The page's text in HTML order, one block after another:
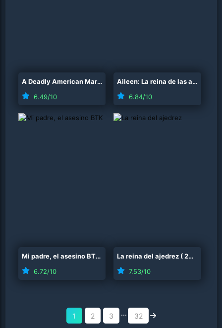
A Deadly American Marriage (2025)
6.49/10
Aileen: La reina de las asesinas en serie
6.84/10
Mi padre, el asesino BTK 2025)
6.72/10
La reina del ajedrez (2026
7.53/10
1 2 3 ... 32